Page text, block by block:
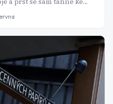
a projít checklist.